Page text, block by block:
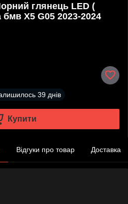
глянець LED (
X5 G05 2023-2024
39 днів
Купити
Відгуки про товар Доставка